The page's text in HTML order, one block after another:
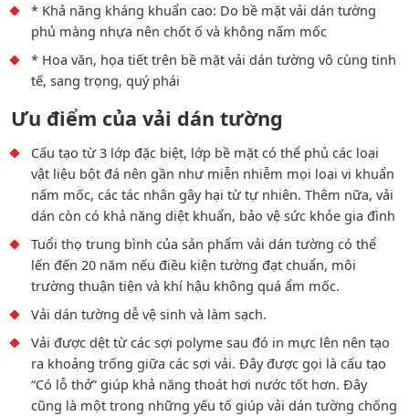
* Khả năng kháng khuẩn cao: Do bề mặt vải dán tường
phủ màng nhựa nên chốt ố và không nấm mốc
* Hoa văn, họa tiết trên bề mặt vải dán tường vô cùng tinh
tế, sang trọng, quý phái
Ưu điểm của vải dán tường
Cấu tạo từ 3 lớp đặc biệt, lớp bề mặt có thể phủ các loại
vật liệu bột đá nên gần như miễn nhiễm mọi loại vi khuẩn
nấm mốc, các tác nhân gây hại từ tự nhiên. Thêm nữa, vải
dán còn có khả năng diệt khuẩn, bảo vệ sức khỏe gia đình
Tuổi thọ trung bình của sản phẩm vải dán tường có thể
lến đến 20 năm nếu điều kiện tường đạt chuẩn, môi
trường thuận tiện và khí hậu không quá ẩm mốc.
Vải dán tường dễ vệ sinh và làm sạch.
Vải được dệt từ các sợi polyme sau đó in mực lên nên tạo
ra khoảng trống giữa các sợi vải. Đây được gọi là cấu tạo
“Có lỗ thở” giúp khả năng thoát hơi nước tốt hơn. Đây
cũng là một trong những yếu tố giúp vải dán tường chống